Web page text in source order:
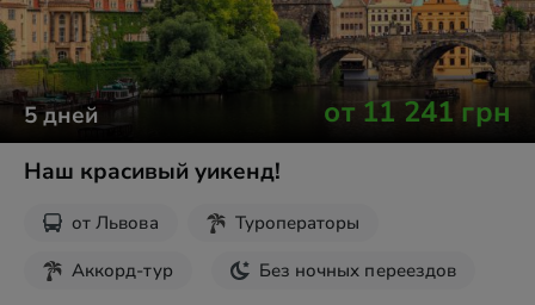
5дней от11 241грн
Наш красивый уикенд!
от Львова
Туроператоры
Аккорд-тур
Без ночных переездов